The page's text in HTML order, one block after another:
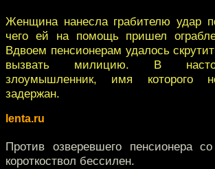
Женщина нанесла грабителю удар
чего ей на помощь пришел
Вдвоем пенсионерам удалось
вызвать милицию. В
злоумышленник, имя которого
задержан.
lenta.ru
Против озверевшего пенсионера
короткоствол бессилен.